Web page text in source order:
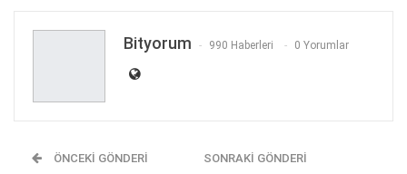
Bityorum 990 Haberleri 0 Yorumlar
ÖNCEKI GÖNDERI SONRAKI GÖNDERI